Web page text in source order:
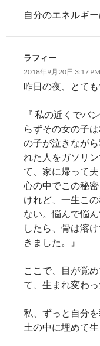
自分のエネルギ
ラフィー
2018年9月20日 3:17 PM
昨日の夜、とても
『 私の近くでバ
らずその女の子
の子が泣きなが
れた人をガソリ
て、家に帰って
心の中でこの秘
けれど、一生こ
ない。悩んで悩
したら、骨は溶
きました。』
ここで、目が覚
て、生まれ変わ
私、ずっと自分
土の中に埋めて生